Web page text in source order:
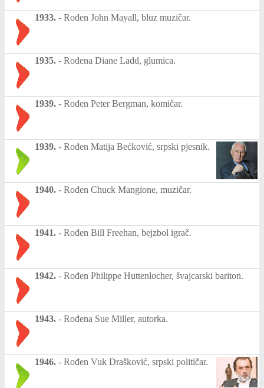
1933. - Rođen John Mayall, bluz muzičar.
1935. - Rođena Diane Ladd, glumica.
1939. - Rođen Peter Bergman, komičar.
1939. - Rođen Matija Bećković, srpski pjesnik.
1940. - Rođen Chuck Mangione, muzičar.
1941. - Rođen Bill Freehan, bejzbol igrač.
1942. - Rođen Philippe Huttenlocher, švajcarski bariton.
1943. - Rođena Sue Miller, autorka.
1946. - Rođen Vuk Drašković, srpski političar.